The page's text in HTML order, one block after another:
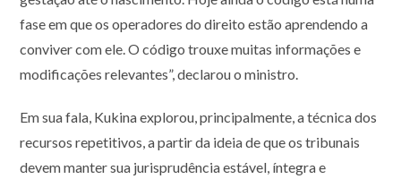
fase em que os operadores do direito estão aprendendo a
conviver com ele. O código trouxe muitas informações e
modificações relevantes”, declarou o ministro.
Em sua fala, Kukina explorou, principalmente, a técnica dos
recursos repetitivos, a partir da ideia de que os tribunais
devem manter sua jurisprudência estável, íntegra e